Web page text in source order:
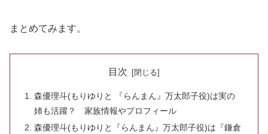
まとめてみます。
目次
森優理斗(もりゆりと 『らんまん』万太郎子役)は実の
姉も活躍？ 家族情報やプロフィール
森優理斗(もりゆりと『らんまん』万太郎子役)は『鎌倉